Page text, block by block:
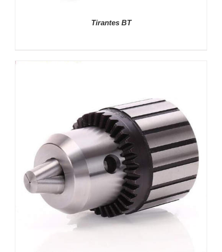
DETALLES
Tirantes BT